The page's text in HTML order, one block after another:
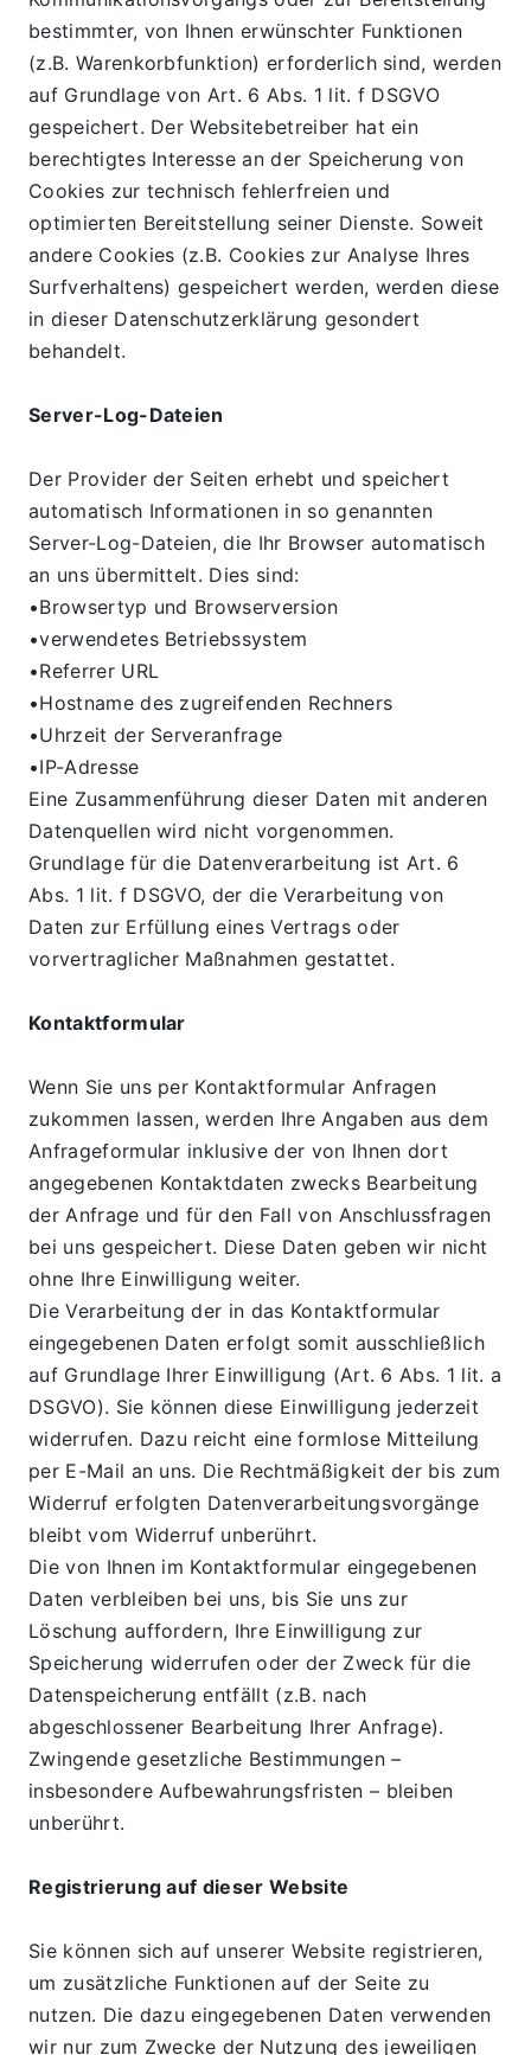
bestimmter, von Ihnen erwünschter Funktionen
(z.B. Warenkorbfunktion) erforderlich sind, werden
auf Grundlage von Art. 6 Abs. 1 lit. f DSGVO
gespeichert. Der Websitebetreiber hat ein
berechtigtes Interesse an der Speicherung von
Cookies zur technisch fehlerfreien und
optimierten Bereitstellung seiner Dienste. Soweit
andere Cookies (z.B. Cookies zur Analyse Ihres
Surfverhaltens) gespeichert werden, werden diese
in dieser Datenschutzerklärung gesondert
behandelt.
Server-Log-Dateien
Der Provider der Seiten erhebt und speichert
automatisch Informationen in so genannten
Server-Log-Dateien, die Ihr Browser automatisch
an uns übermittelt. Dies sind:
•Browsertyp und Browserversion
•verwendetes Betriebssystem
•Referrer URL
•Hostname des zugreifenden Rechners
•Uhrzeit der Serveranfrage
•IP-Adresse
Eine Zusammenführung dieser Daten mit anderen
Datenquellen wird nicht vorgenommen.
Grundlage für die Datenverarbeitung ist Art. 6
Abs. 1 lit. f DSGVO, der die Verarbeitung von
Daten zur Erfüllung eines Vertrags oder
vorvertraglicher Maßnahmen gestattet.
Kontaktformular
Wenn Sie uns per Kontaktformular Anfragen
zukommen lassen, werden Ihre Angaben aus dem
Anfrageformular inklusive der von Ihnen dort
angegebenen Kontaktdaten zwecks Bearbeitung
der Anfrage und für den Fall von Anschlussfragen
bei uns gespeichert. Diese Daten geben wir nicht
ohne Ihre Einwilligung weiter.
Die Verarbeitung der in das Kontaktformular
eingegebenen Daten erfolgt somit ausschließlich
auf Grundlage Ihrer Einwilligung (Art. 6 Abs. 1 lit. a
DSGVO). Sie können diese Einwilligung jederzeit
widerrufen. Dazu reicht eine formlose Mitteilung
per E-Mail an uns. Die Rechtmäßigkeit der bis zum
Widerruf erfolgten Datenverarbeitungsvorgänge
bleibt vom Widerruf unberührt.
Die von Ihnen im Kontaktformular eingegebenen
Daten verbleiben bei uns, bis Sie uns zur
Löschung auffordern, Ihre Einwilligung zur
Speicherung widerrufen oder der Zweck für die
Datenspeicherung entfällt (z.B. nach
abgeschlossener Bearbeitung Ihrer Anfrage).
Zwingende gesetzliche Bestimmungen –
insbesondere Aufbewahrungsfristen – bleiben
unberührt.
Registrierung auf dieser Website
Sie können sich auf unserer Website registrieren,
um zusätzliche Funktionen auf der Seite zu
nutzen. Die dazu eingegebenen Daten verwenden
wir nur zum Zwecke der Nutzung des jeweiligen